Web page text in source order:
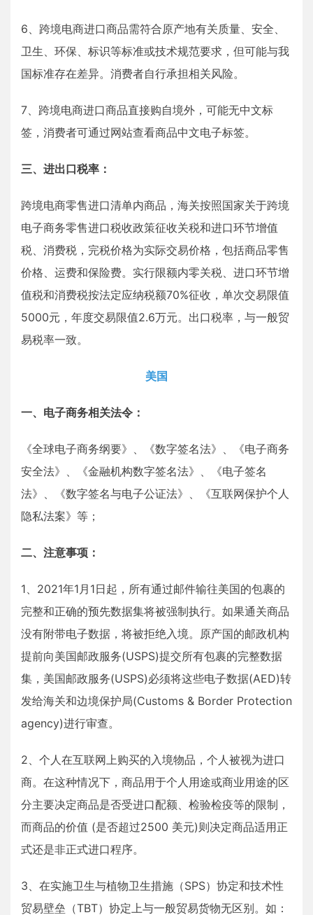
6、跨境电商进口商品需符合原产地有关质量、安全、
卫生、环保、标识等标准或技术规范要求，但可能与我
国标准存在差异。消费者自行承担相关风险。
7、跨境电商进口商品直接购自境外，可能无中文标
签，消费者可通过网站查看商品中文电子标签。
三、进出口税率：
跨境电商零售进口清单内商品，海关按照国家关于跨境
电子商务零售进口税收政策征收关税和进口环节增值
税、消费税，完税价格为实际交易价格，包括商品零售
价格、运费和保险费。实行限额内零关税、进口环节增
值税和消费税按法定应纳税额70%征收，单次交易限值
5000元，年度交易限值2.6万元。出口税率，与一般贸
易税率一致。
美国
一、电子商务相关法令：
《全球电子商务纲要》、《数字签名法》、《电子商务
安全法》、《金融机构数字签名法》、《电子签名
法》、《数字签名与电子公证法》、《互联网保护个人
隐私法案》等；
二、注意事项：
1、2021年1月1日起，所有通过邮件输往美国的包裹的
完整和正确的预先数据集将被强制执行。如果通关商品
没有附带电子数据，将被拒绝入境。原产国的邮政机构
提前向美国邮政服务(USPS)提交所有包裹的完整数据
集，美国邮政服务(USPS)必须将这些电子数据(AED)转
发给海关和边境保护局(Customs & Border Protection
agency)进行审查。
2、个人在互联网上购买的入境物品，个人被视为进口
商。在这种情况下，商品用于个人用途或商业用途的区
分主要决定商品是否受进口配额、检验检疫等的限制，
而商品的价值 (是否超过2500 美元)则决定商品适用正
式还是非正式进口程序。
3、在实施卫生与植物卫生措施（SPS）协定和技术性
贸易壁垒（TBT）协定上与一般贸易货物无区别。如：